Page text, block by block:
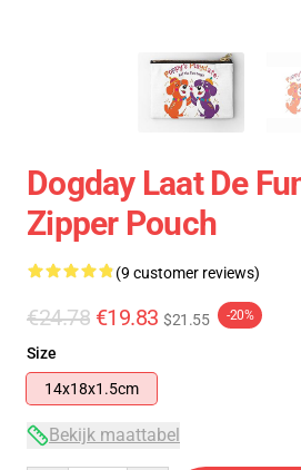
Dogday Laat De
Zipper Pouch
(9 customer reviews)
€24.78 €19.83 $21.55 -20%
Size
14x18x1.5cm
Bekijk maattabel